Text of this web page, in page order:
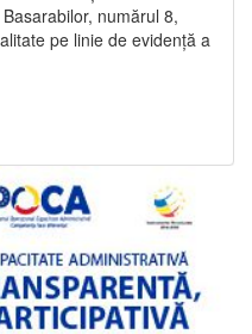
numărul 8,
pe linie de evidență a